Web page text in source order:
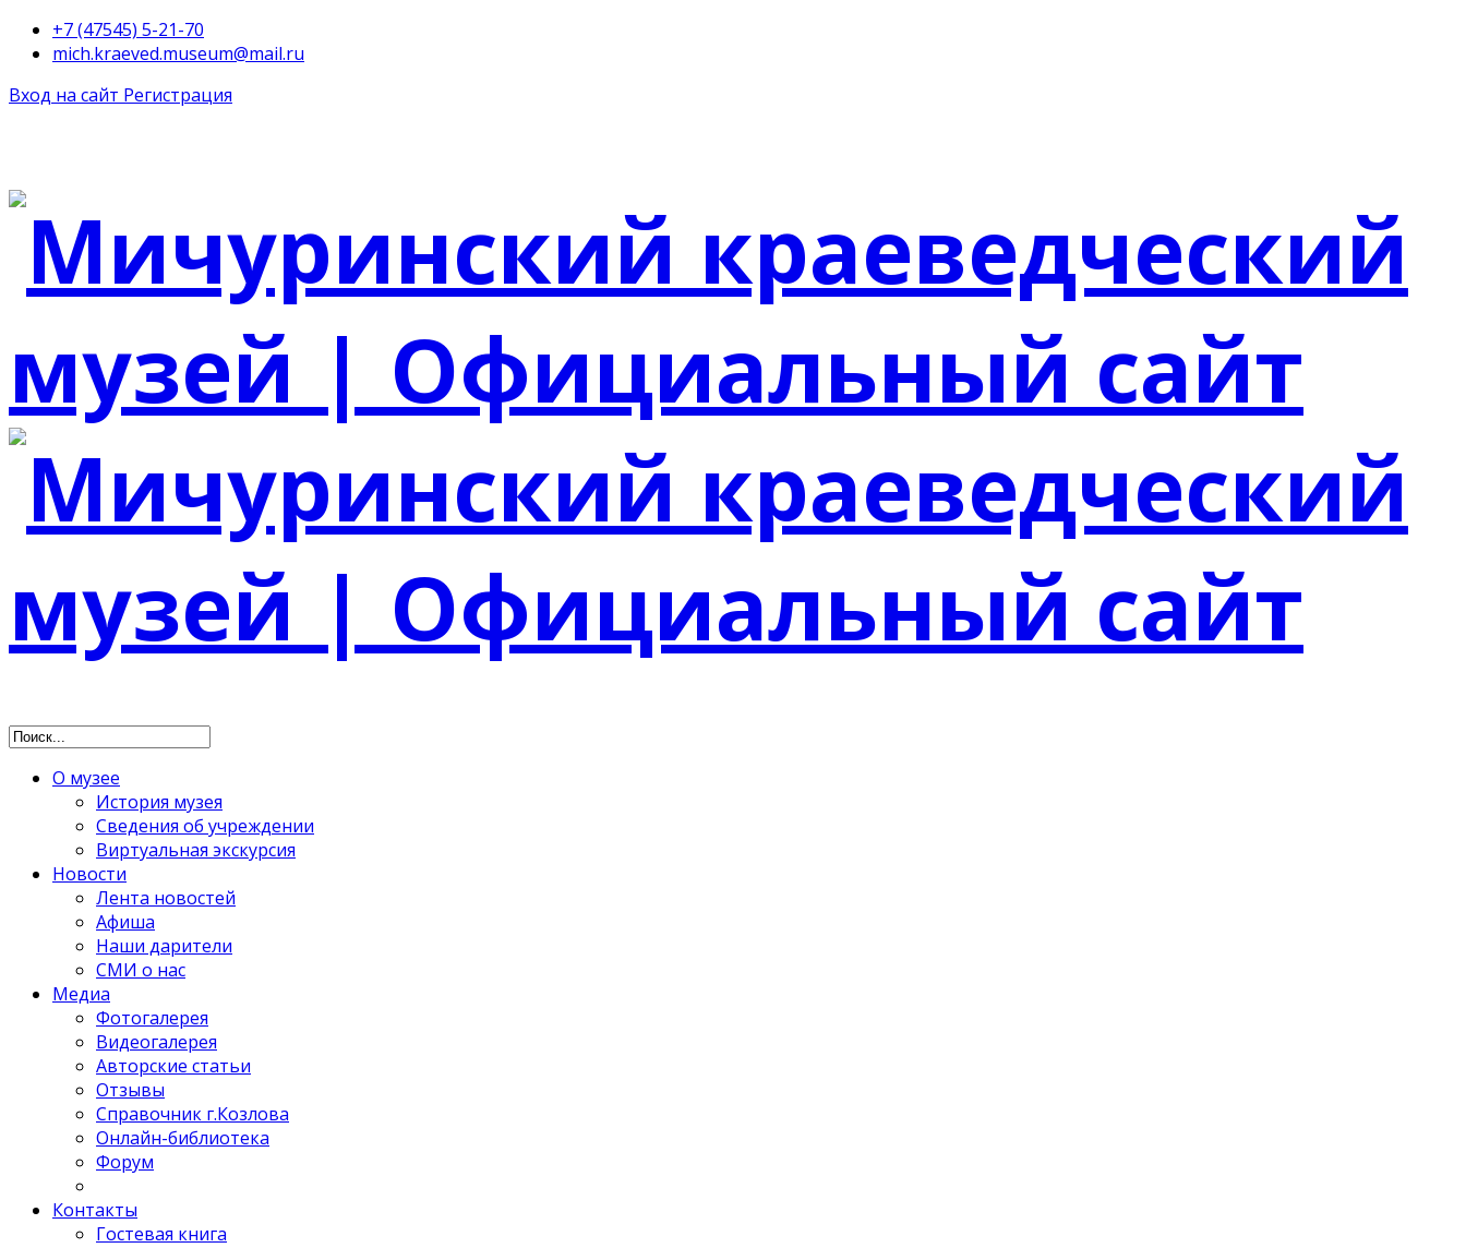
+7 (47545) 5-21-70
mich.kraeved.museum@mail.ru
Вход на сайт Регистрация
О музее
История музея
Сведения об учреждении
Виртуальная экскурсия
Новости
Лента новостей
Афиша
Наши дарители
СМИ о нас
Медиа
Фотогалерея
Видеогалерея
Авторские статьи
Отзывы
Справочник г.Козлова
Онлайн-библиотека
Форум
Контакты
Гостевая книга